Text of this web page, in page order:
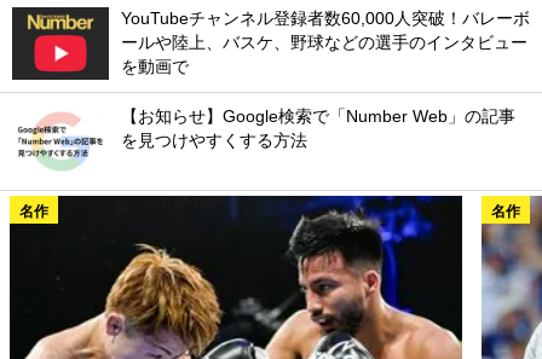
YouTubeチャンネル登録者数60,000人突破！バレーボ
ールや陸上、バスケ、野球などの選手のインタビュー
を動画で
【お知らせ】Google検索で「Number Web」の記事
を見つけやすくする方法
名作 名作